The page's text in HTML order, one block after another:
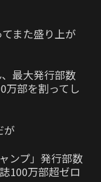
また盛り上が
、最大発行部数
万部を割ってし
が
ンプ」発行部数
100万部超ゼロ